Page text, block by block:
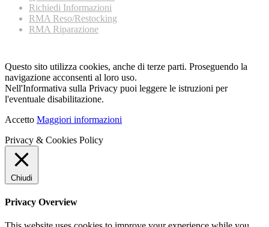
Richiedi Informazioni
RMA Reso/Restocking
RMA Riparazione
Questo sito utilizza cookies, anche di terze parti. Proseguendo la
navigazione acconsenti al loro uso.
Nell'Informativa sulla Privacy puoi leggere le istruzioni per
l'eventuale disabilitazione.
Accetto Maggiori informazioni
Privacy & Cookies Policy
Chiudi
Privacy Overview